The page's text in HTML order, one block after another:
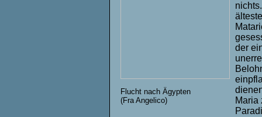
Flucht nach Ägypten
(Fra Angelico)
der
Maria